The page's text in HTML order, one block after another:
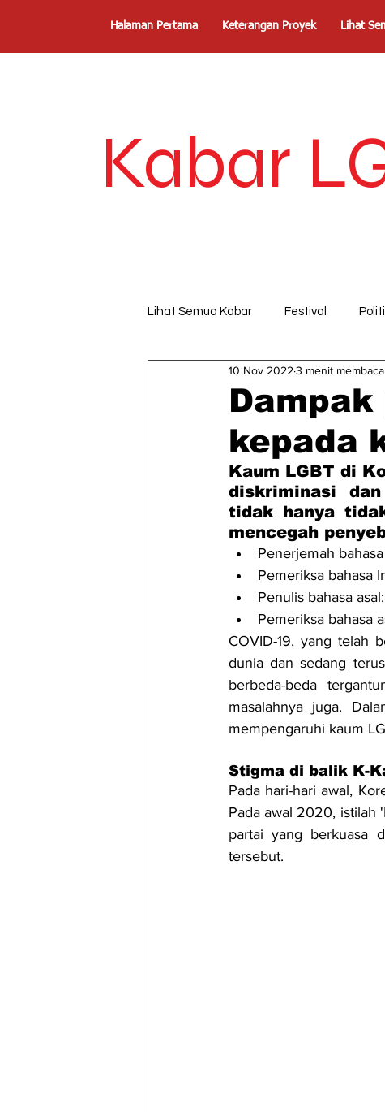
Halaman Pertama Keterangan Proyek Lihat
Kabar
Lihat Semua Kabar Festival
Dampak
kepada
10 Nov 2022 3 menit membaca
Kaum LGBT di
diskriminasi
tidak hanya
mencegah
Penerjemah
Pemeriksa bahasa
Penulis bahasa
Pemeriksa bahasa
COVID-19, yang telah
dunia dan sedang
berbeda-beda
masalahnya juga.
mempengaruhi kaum
Stigma di balik K-
Pada hari-hari awal,
Pada awal 2020, istilah
partai yang berkuasa
tersebut.